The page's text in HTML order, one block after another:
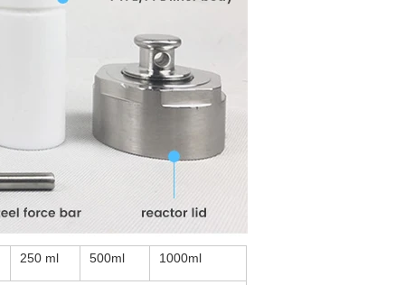
250 ml 500ml 1000ml